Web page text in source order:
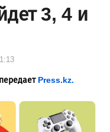
3, 4 и
Press.kz.